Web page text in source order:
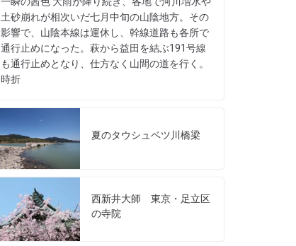
土砂崩れが相次いだ七月中旬の山陰地方。その
影響で、山陰本線は運休し、幹線道路も各所で
通行止めになった。萩から益田を結ぶ191号線
も通行止めとなり、仕方なく山間の道を行く。
時折
夏のタウシュベツ川橋梁
西新井大師 東京・足立区
の寺院